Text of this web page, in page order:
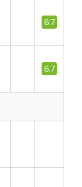
6.7
6.7